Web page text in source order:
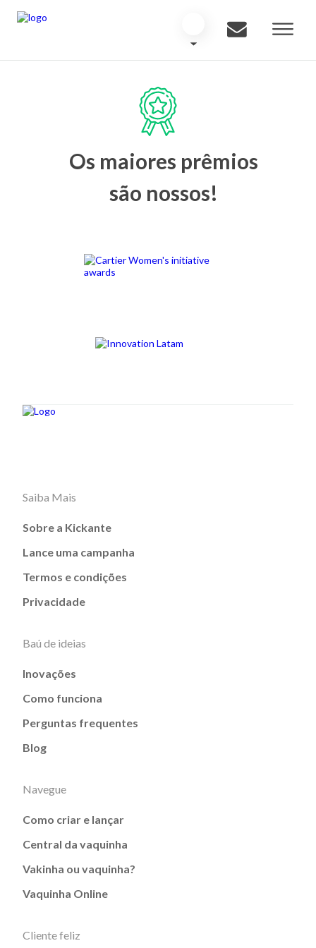
Os maiores prêmios
são nossos!
Saiba Mais
Sobre a Kickante
Lance uma campanha
Termos e condições
Privacidade
Baú de ideias
Inovações
Como funciona
Perguntas frequentes
Blog
Navegue
Como criar e lançar
Central da vaquinha
Vakinha ou vaquinha?
Vaquinha Online
Cliente feliz